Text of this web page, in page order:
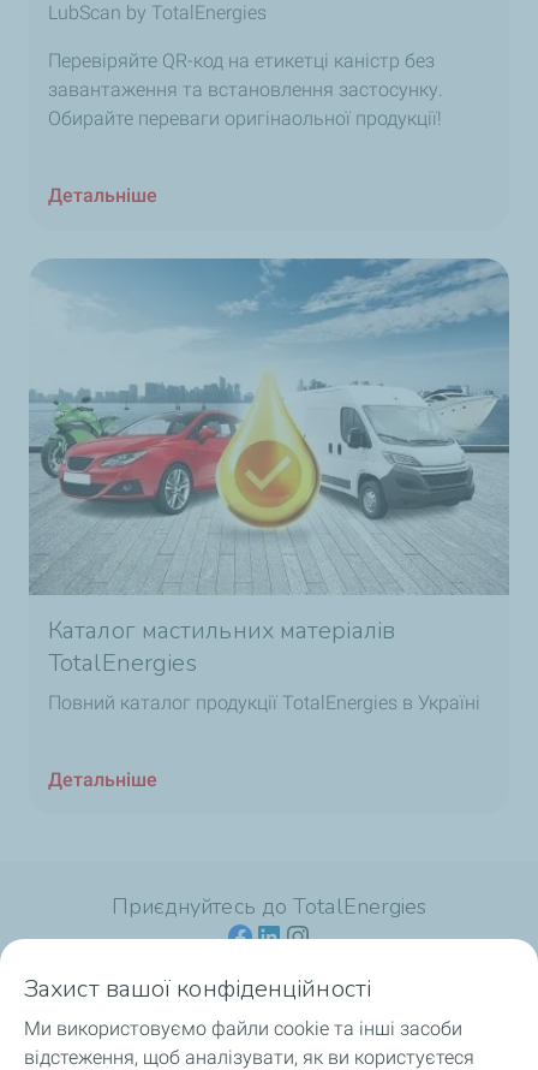
LubScan by TotalEnergies
Перевіряйте QR-код на етикетці каністр без
завантаження та встановлення застосунку.
Обирайте переваги оригінаольної продукції!
Детальніше
Каталог мастильних матеріалів
TotalEnergies
Повний каталог продукції TotalEnergies в Україні
Детальніше
Приєднуйтесь до TotalEnergies
Для споживачів
Захист вашої конфіденційності
Ми використовуємо файли cookie та інші засоби
відстеження, щоб аналізувати, як ви користуєтеся